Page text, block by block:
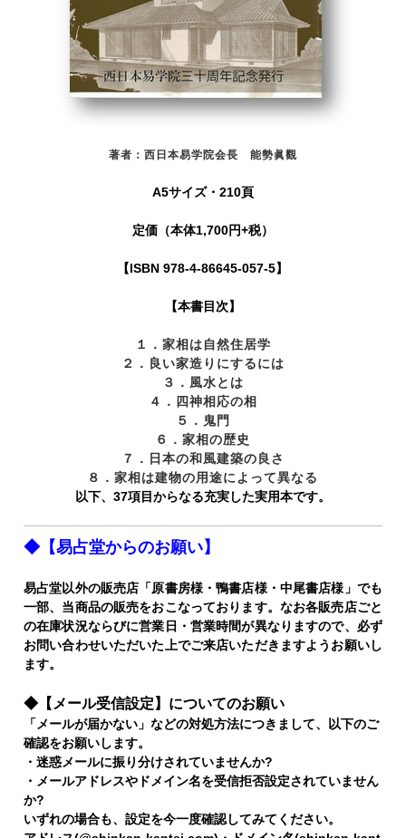
著者：西日本易学院会長 能勢眞觀
A5サイズ・210頁
定価（本体1,700円+税）
【ISBN 978-4-86645-057-5】
【本書目次】
１．家相は自然住居学
２．良い家造りにするには
３．風水とは
４．四神相応の相
５．鬼門
６．家相の歴史
７．日本の和風建築の良さ
８．家相は建物の用途によって異なる
以下、37項目からなる充実した実用本です。
◆【易占堂からのお願い】
易占堂以外の販売店「原書房様・鴨書店様・中尾書店様」でも
一部、当商品の販売をおこなっております。なお各販売店ごと
の在庫状況ならびに営業日・営業時間が異なりますので、必ず
お問い合わせいただいた上でご来店いただきますようお願いし
ます。
◆【メール受信設定】についてのお願い
「メールが届かない」などの対処方法につきまして、以下のご
確認をお願いします。
・迷惑メールに振り分けされていませんか?
・メールアドレスやドメイン名を受信拒否設定されていません
か?
いずれの場合も、設定を今一度確認してみてください。